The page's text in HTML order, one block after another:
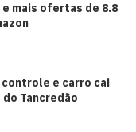
e mais ofertas de 8.8
e carro cai
Tancredão